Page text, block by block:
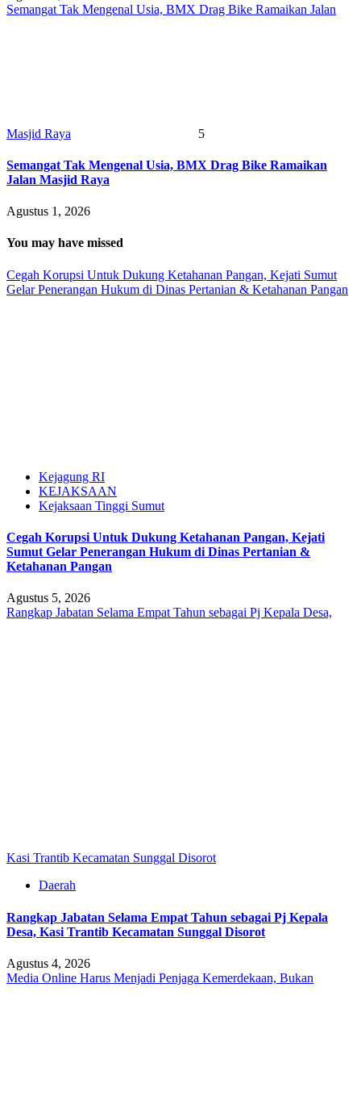
Semangat Tak Mengenal Usia, BMX Drag Bike Ramaikan Jalan
Masjid Raya 5
Semangat Tak Mengenal Usia, BMX Drag Bike Ramaikan
Jalan Masjid Raya
Agustus 1, 2026
You may have missed
Cegah Korupsi Untuk Dukung Ketahanan Pangan, Kejati Sumut
Gelar Penerangan Hukum di Dinas Pertanian & Ketahanan Pangan
Kejagung RI
KEJAKSAAN
Kejaksaan Tinggi Sumut
Cegah Korupsi Untuk Dukung Ketahanan Pangan, Kejati
Sumut Gelar Penerangan Hukum di Dinas Pertanian &
Ketahanan Pangan
Agustus 5, 2026
Rangkap Jabatan Selama Empat Tahun sebagai Pj Kepala Desa,
Kasi Trantib Kecamatan Sunggal Disorot
Daerah
Rangkap Jabatan Selama Empat Tahun sebagai Pj Kepala
Desa, Kasi Trantib Kecamatan Sunggal Disorot
Agustus 4, 2026
Media Online Harus Menjadi Penjaga Kemerdekaan, Bukan